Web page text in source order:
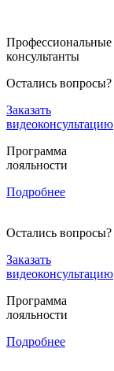
Профессиональные
консультанты
Остались вопросы?
Заказать
видеоконсультацию
Программа
лояльности
Подробнее
Остались вопросы?
Заказать
видеоконсультацию
Программа
лояльности
Подробнее